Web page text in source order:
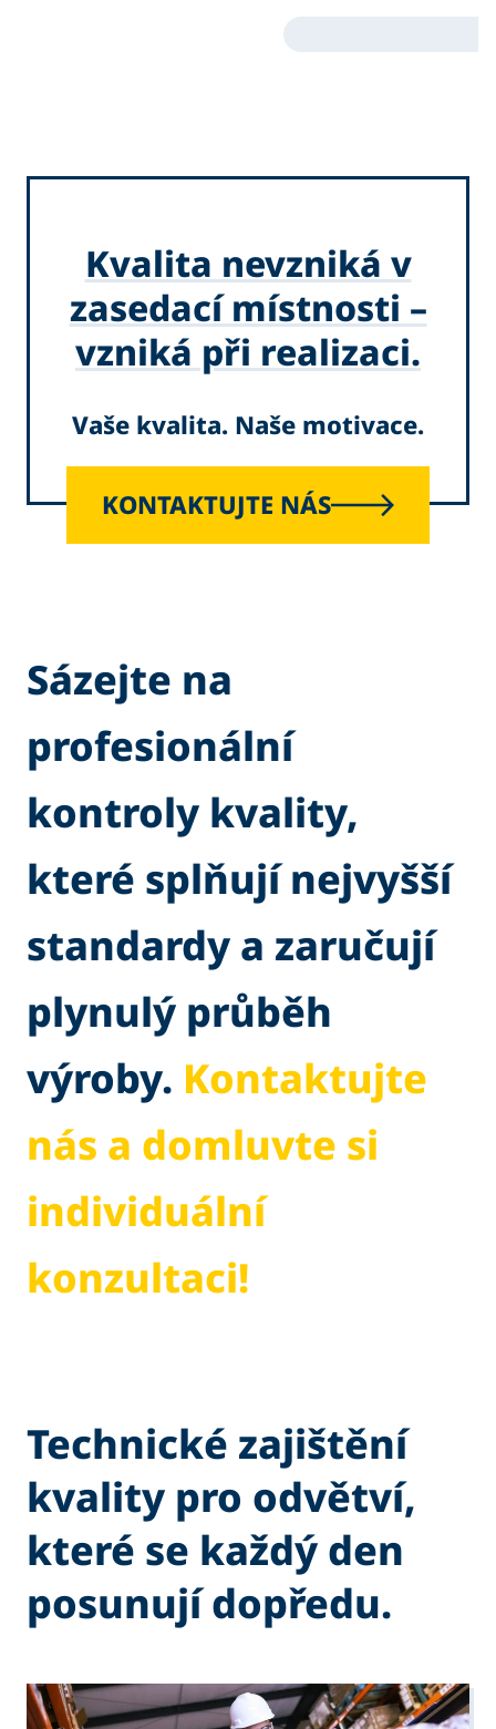
Kvalita nevzniká v
zasedací místnosti –
vzniká při realizaci.
Vaše kvalita. Naše motivace.
KONTAKTUJTE NÁS
Sázejte na
profesionální
kontroly kvality,
které splňují nejvyšší
standardy a zaručují
plynulý průběh
výroby. Kontaktujte
nás a domluvte si
individuální
konzultaci!
Technické zajištění
kvality pro odvětví,
které se každý den
posunují dopředu.